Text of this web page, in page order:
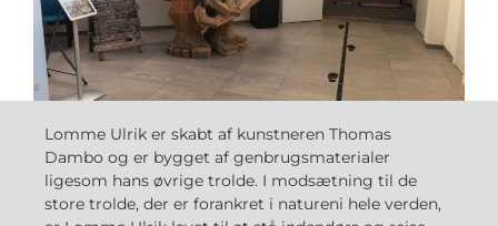
Lomme Ulrik er skabt af kunstneren Thomas
Dambo og er bygget af genbrugsmaterialer
ligesom hans øvrige trolde. I modsætning til de
store trolde, der er forankret i natureni hele verden,